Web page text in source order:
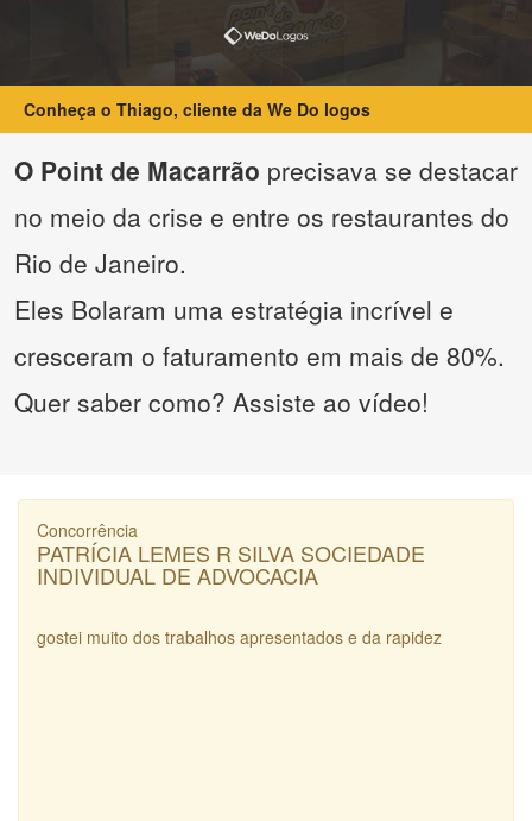
Conheça o Thiago, cliente da We Do logos
O Point de Macarrão precisava se destacar
no meio da crise e entre os restaurantes do
Rio de Janeiro.
Eles Bolaram uma estratégia incrível e
cresceram o faturamento em mais de 80%.
Quer saber como? Assiste ao vídeo!
Concorrência
PATRÍCIA LEMES R SILVA SOCIEDADE
INDIVIDUAL DE ADVOCACIA
gostei muito dos trabalhos apresentados e da rapidez